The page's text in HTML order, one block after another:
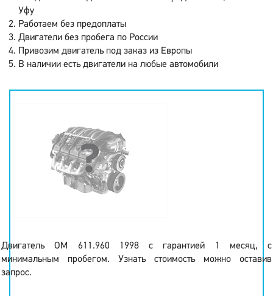
Уфу
Работаем без предоплаты
Двигатели без пробега по России
Привозим двигатель под заказ из Европы
В наличии есть двигатели на любые автомобили
Двигатель OM 611.960 1998 с гарантией 1 месяц, с
минимальным пробегом. Узнать стоимость можно оставив
запрос.